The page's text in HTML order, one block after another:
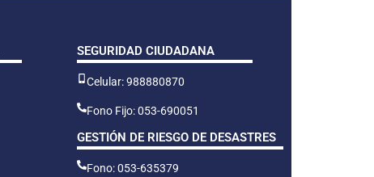
SEGURIDAD CIUDADANA
Celular: 988880870
Fono Fijo: 053-690051
GESTIÓN DE RIESGO DE DESASTRES
Fono: 053-635379